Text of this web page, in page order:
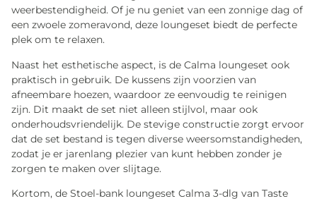
weerbestendigheid. Of je nu geniet van een zonnige dag of
een zwoele zomeravond, deze loungeset biedt de perfecte
plek om te relaxen.
Naast het esthetische aspect, is de Calma loungeset ook
praktisch in gebruik. De kussens zijn voorzien van
afneembare hoezen, waardoor ze eenvoudig te reinigen
zijn. Dit maakt de set niet alleen stijlvol, maar ook
onderhoudsvriendelijk. De stevige constructie zorgt ervoor
dat de set bestand is tegen diverse weersomstandigheden,
zodat je er jarenlang plezier van kunt hebben zonder je
zorgen te maken over slijtage.
Kortom, de Stoel-bank loungeset Calma 3-dlg van Taste